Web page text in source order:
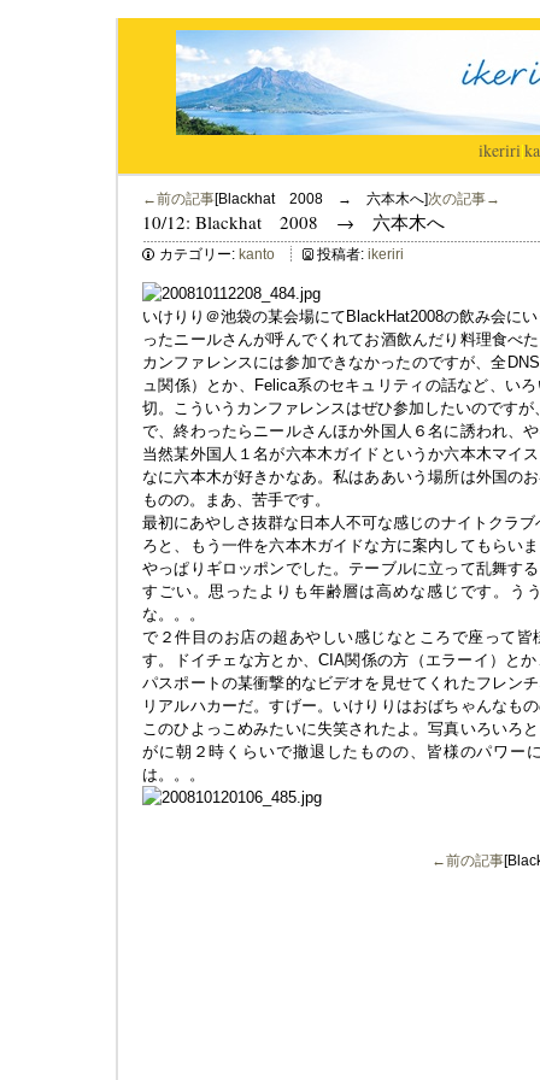
ikeriri|
←前の記事[Blackhat 2008 → 六本木へ]次の記事→
10/12: Blackhat 2008 → 六本木へ
カテゴリー: kanto 投稿者: ikeriri
いけりり＠池袋の某会場にてBlackHat2008の飲み会に
ったニールさんが呼んでくれてお酒飲んだり料理食べ
カンファレンスには参加できなかったのですが、全
ュ関係）とか、Felica系のセキュリティの話など、い
切。こういうカンファレンスはぜひ参加したいのです
で、終わったらニールさんほか外国人６名に誘われ、
当然某外国人１名が六本木ガイドというか六本木マイ
なに六本木が好きかなあ。私はああいう場所は外国の
ものの。まあ、苦手です。
最初にあやしさ抜群な日本人不可な感じのナイトクラ
ろと、もう一件を六本木ガイドな方に案内してもらい
やっぱりギロッポンでした。テーブルに立って乱舞す
すごい。思ったよりも年齢層は高めな感じです。う
な。。。
で２件目のお店の超あやしい感じなところで座って
す。ドイチェな方とか、CIA関係の方（エラーイ）と
パスポートの某衝撃的なビデオを見せてくれたフレン
リアルハカーだ。すげー。いけりりはおばちゃんなも
このひよっこめみたいに失笑されたよ。写真いろいろ
がに朝２時くらいで撤退したものの、皆様のパワー
は。。。
←前の記事